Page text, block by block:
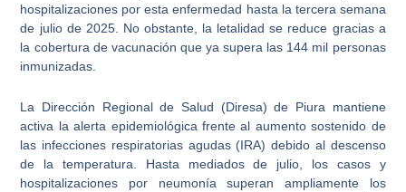
hospitalizaciones por esta enfermedad hasta la tercera semana
de julio de 2025. No obstante, la letalidad se reduce gracias a
la cobertura de vacunación que ya supera las 144 mil personas
inmunizadas.
La Dirección Regional de Salud (Diresa) de Piura mantiene
activa la alerta epidemiológica frente al aumento sostenido de
las infecciones respiratorias agudas (IRA) debido al descenso
de la temperatura. Hasta mediados de julio, los casos y
hospitalizaciones por neumonía superan ampliamente los